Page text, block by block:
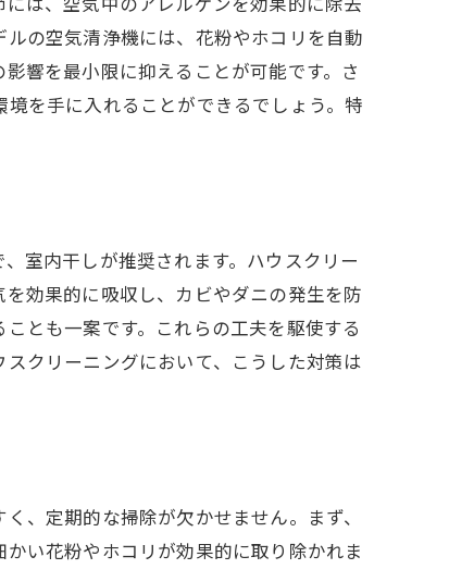
の空気清浄機には、花粉やホコリを自動
響を最小限に抑えることが可能です。さ
を手に入れることができるでしょう。特
室内干しが推奨されます。ハウスクリー
効果的に吸収し、カビやダニの発生を防
とも一案です。これらの工夫を駆使する
クリーニングにおいて、こうした対策は
、定期的な掃除が欠かせません。まず、
い花粉やホコリが効果的に取り除かれま